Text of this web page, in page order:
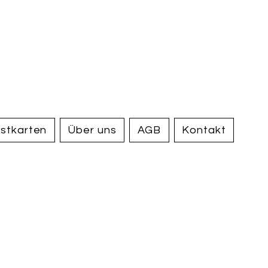
Über uns AGB Kontakt